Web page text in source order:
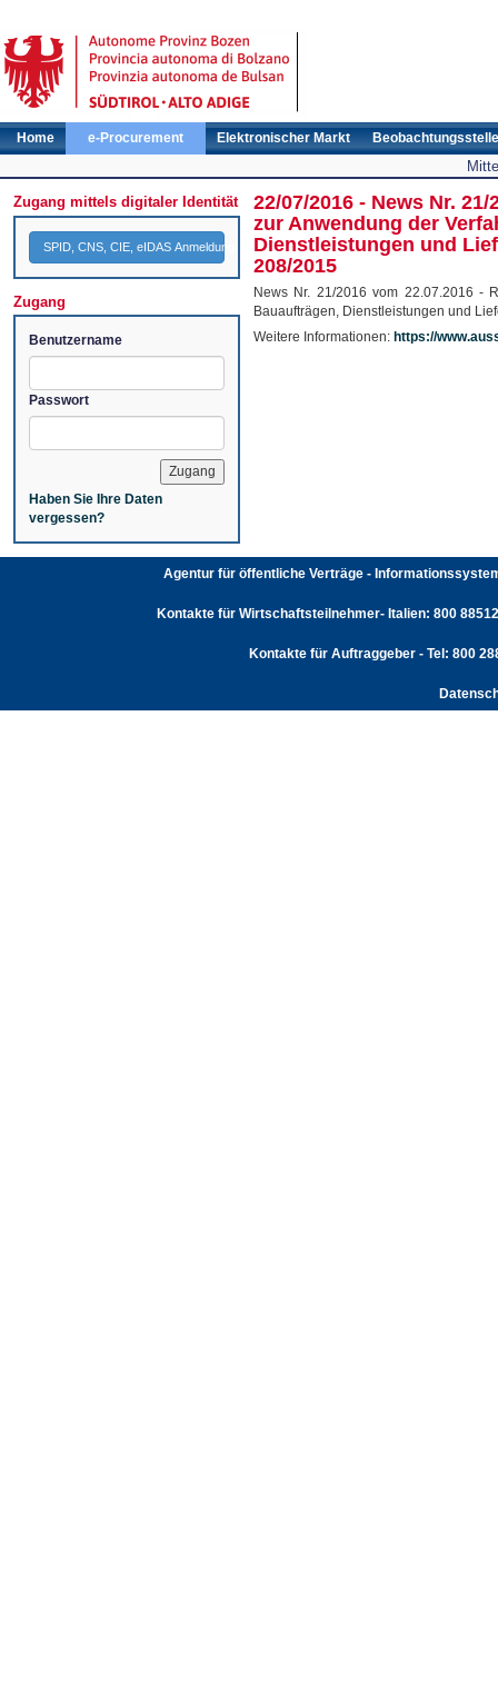
Home e-Procurement Elektronischer Markt Beobachtungsstelle
Zugang mittels digitaler Identität
SPID, CNS, CIE, eIDAS Anmeldung
Zugang
Benutzername
Passwort
Haben Sie Ihre Daten
vergessen?
22/07/2016 - News Nr.
zur Anwendung der
Dienstleistungen und
208/2015
News Nr. 21/2016 vom 22.07.2016 -
Bauaufträgen, Dienstleistungen und
Weitere Informationen: https://
Agentur für öffentliche Verträge -
Kontakte für Wirtschaftsteilnehmer- Italien: 800
Kontakte für Auftraggeber - Tel: 800